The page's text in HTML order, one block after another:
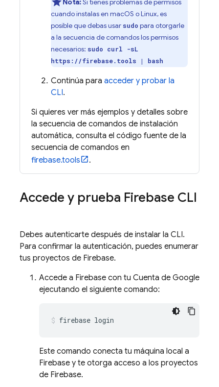
Nota:Si tienes problemas de permisos
cuando instalas en macOS o Linux, es
posible que debas usar sudo para otorgarle
a la secuencia de comandos los permisos
necesarios: sudo curl -sL
https://firebase.tools | bash
Continúa para acceder y probar la
CLI.
Si quieres ver más ejemplos y detalles sobre
la secuencia de comandos de instalación
automática, consulta el código fuente de la
secuencia de comandos en
firebase.tools
.
Accede y prueba Firebase CLI
Debes autenticarte después de instalar la CLI.
Para confirmar la autenticación, puedes enumerar
tus proyectos de Firebase.
Accede a Firebase con tu Cuenta de Google
ejecutando el siguiente comando:
firebase login
Este comando conecta tu máquina local a
Firebase y te otorga acceso a los proyectos
de Firebase.